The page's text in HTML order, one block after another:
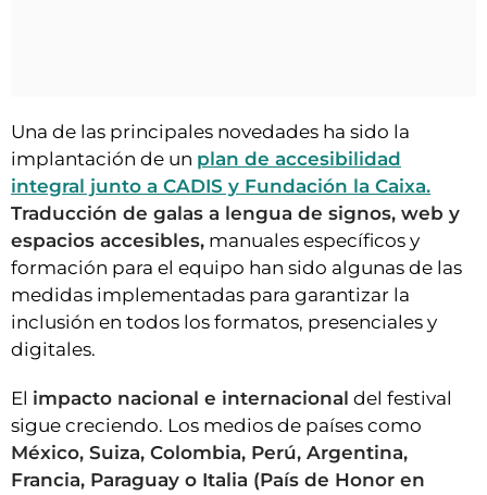
Una de las principales novedades ha sido la
implantación de un plan de accesibilidad
integral junto a CADIS y Fundación la Caixa.
Traducción de galas a lengua de signos, web y
espacios accesibles, manuales específicos y
formación para el equipo han sido algunas de las
medidas implementadas para garantizar la
inclusión en todos los formatos, presenciales y
digitales.
El impacto nacional e internacional del festival
sigue creciendo. Los medios de países como
México, Suiza, Colombia, Perú, Argentina,
Francia, Paraguay o Italia (País de Honor en